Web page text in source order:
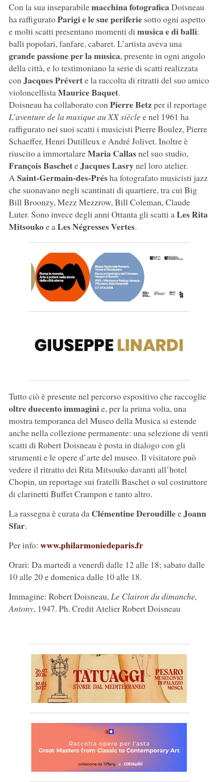
Con la sua inseparabilemacchina fotograficaDoisneau
ha raffiguratoParigi e le sue periferiesotto ogni aspetto
e molti scatti presentano momenti di musica e di balli:
balli popolari, fanfare, cabaret. L’artista aveva una
grande passione per la musica, presente in ogni angolo
della città, e lo testimoniano la serie di scatti realizzata
conJacquesPréverte la raccolta di ritratti del suo amico
violoncellistaMauriceBaquet.
Doisneau ha collaborato conPierre Betzper il reportage
L’aventure de la musique au XX sièclee nel 1961 ha
raffigurato nei suoi scatti i musicisti Pierre Boulez, Pierre
Schaeffer, Henri Dutilleux e André Jolivet. Inoltre è
riuscito a immortalareMaria Callasnel suo studio,
François BascheteJacques Lasrynel loro atelier.
ASaint-Germain-des-Présha fotografato musicisti jazz
che suonavano negli scantinati di quartiere, tra cui Big
Bill Broonzy, Mezz Mezzrow, Bill Coleman, Claude
Luter. Sono invece degli anni Ottanta gli scatti aLes Rita
Mitsoukoe aLes Négresses Vertes.
Tutto ciò è presente nel percorso espositivo che raccoglie
oltre duecentoimmaginie, per la prima volta, una
mostra temporanea del Museo della Musica si estende
anche nella collezione permanente: una selezione di venti
scatti di Robert Doisneau è posta in dialogo con gli
strumenti e le opere d’arte del museo. Il visitatore può
vedere il ritratto dei Rita Mitsouko davanti all’hotel
Chopin, un reportage sui fratelli Baschet o sul costruttore
di clarinetti Buffet Crampon e tanto altro.
La rassegna è curata da Clémentine DeroudilleeJoann
Sfar.
Per info: www.philarmoniedeparis.fr
Orari: Da martedì a venerdì dalle 12 alle 18; sabato dalle
10 alle 20 e domenica dalle 10 alle 18.
Immagine: Robert Doisneau,Le Clairon du dimanche,
Antony, 1947. Ph. Credit Atelier Robert Doisneau